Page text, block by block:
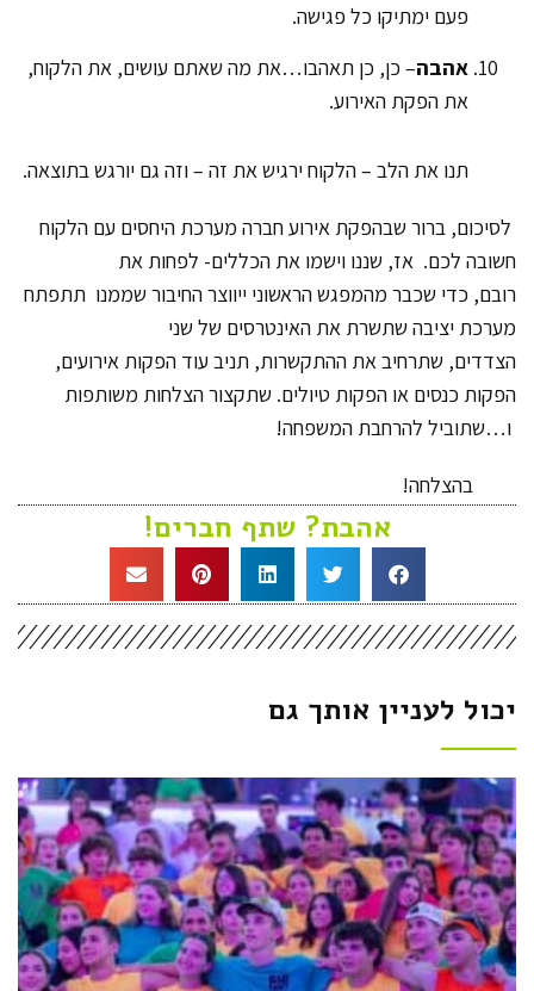
פעם ימתיקו כל פגישה.
אהבה– כן, כן תאהבו…את מה שאתם עושים, את הלקוח,
את הפקת האירוע.
תנו את הלב – הלקוח ירגיש את זה – וזה גם יורגש בתוצאה.
לסיכום, ברור שבהפקת אירוע חברה מערכת היחסים עם הלקוח
חשובה לכם. אז, שננו וישמו את הכללים- לפחות את
רובם, כדי שכבר מהמפגש הראשוני ייווצר החיבור שממנו תתפתח
מערכת יציבה שתשרת את האינטרסים של שני
הצדדים, שתרחיב את ההתקשרות, תניב עוד הפקות אירועים,
הפקות כנסים או הפקות טיולים. שתקצור הצלחות משותפות
ו…שתוביל להרחבת המשפחה!
בהצלחה!
אהבת? שתף חברים!
יכול לעניין אותך גם